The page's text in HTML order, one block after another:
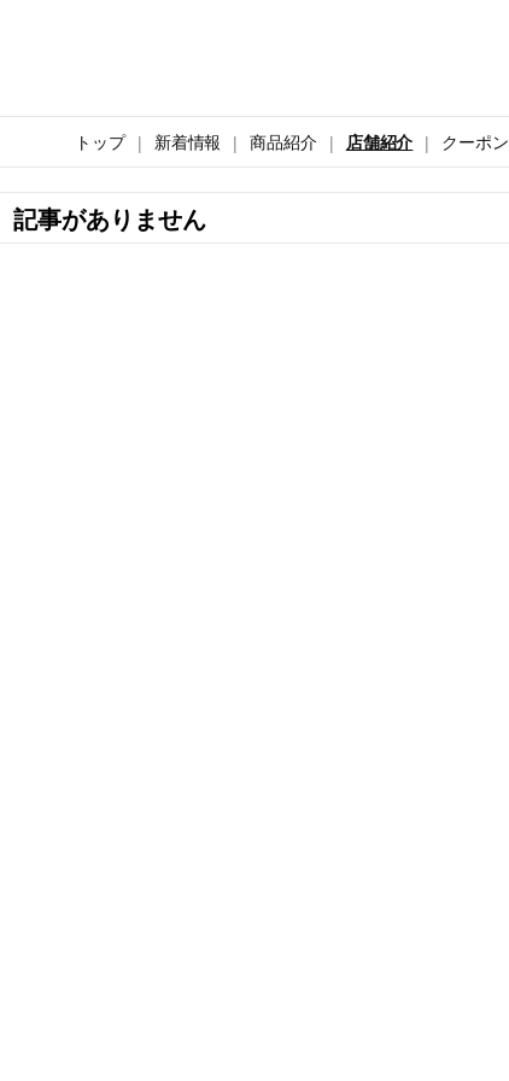
トップ 新着情報 商品紹介 店舗紹介 クーポン
記事がありません